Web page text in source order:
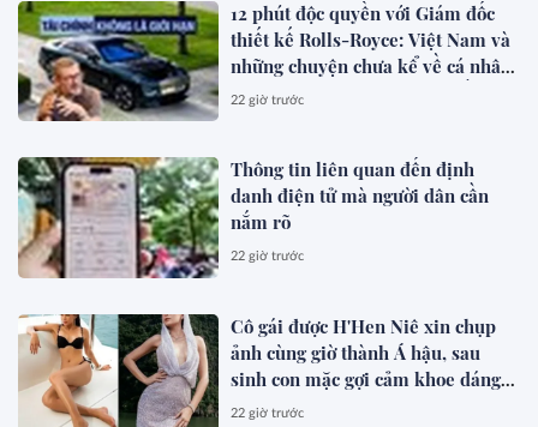
12 phút độc quyền với Giám đốc
thiết kế Rolls-Royce: Việt Nam và
những chuyện chưa kể về cá nhân
hóa cho giới siêu giàu toàn cầu
22 giờ trước
Thông tin liên quan đến định
danh điện tử mà người dân cần
nắm rõ
22 giờ trước
Cô gái được H'Hen Niê xin chụp
ảnh cùng giờ thành Á hậu, sau
sinh con mặc gợi cảm khoe dáng
đẹp mê
22 giờ trước